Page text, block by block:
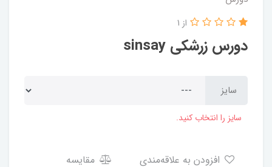
دورس زرشکی sinsay
از 1
سایز
سایز را انتخاب کنید.
مقایسه